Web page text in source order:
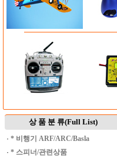
상 품 분 류(Full List)
· * 비행기 ARF/ARC/Basla
· * 스피너/관련상품